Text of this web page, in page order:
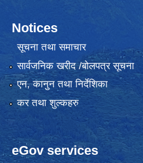
Notices
सूचना तथा समाचार
सार्वजनिक खरीद /बोलपत्र सूचना
एन, कानुन तथा निर्देशिका
कर तथा शुल्कहरु
eGov services